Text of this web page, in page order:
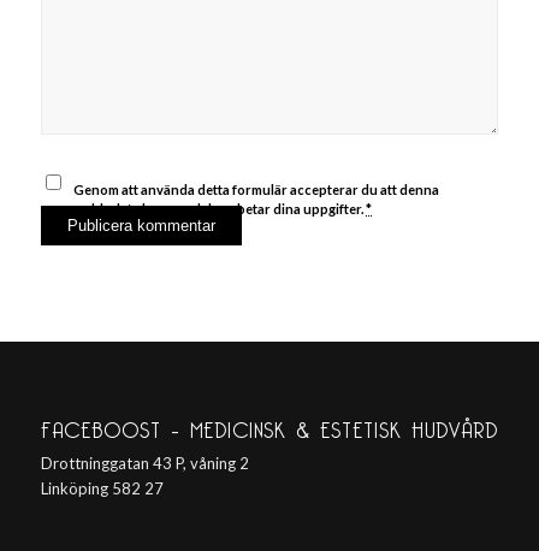
Genom att använda detta formulär accepterar du att denna
webbplats lagrar och bearbetar dina uppgifter.*
FACEBOOST – MEDICINSK & ESTETISK HUDVÅRD
Drottninggatan 43 P, våning 2
Linköping 582 27